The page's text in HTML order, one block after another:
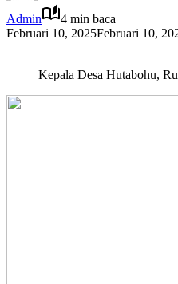
Admin
4 min baca
Februari 10, 2025Februari 10,
Kepala Desa Hutabohu,